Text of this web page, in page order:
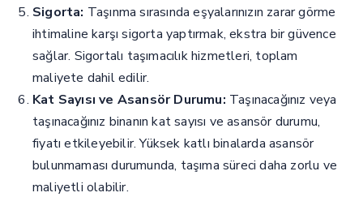
Sigorta: Taşınma sırasında eşyalarınızın zarar görme
ihtimaline karşı sigorta yaptırmak, ekstra bir güvence
sağlar. Sigortalı taşımacılık hizmetleri, toplam
maliyete dahil edilir.
Kat Sayısı ve Asansör Durumu: Taşınacağınız veya
taşınacağınız binanın kat sayısı ve asansör durumu,
fiyatı etkileyebilir. Yüksek katlı binalarda asansör
bulunmaması durumunda, taşıma süreci daha zorlu ve
maliyetli olabilir.